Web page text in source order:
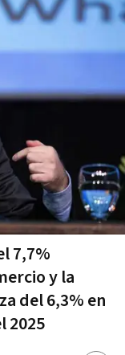
7,7%
y la
del 6,3% en
2025